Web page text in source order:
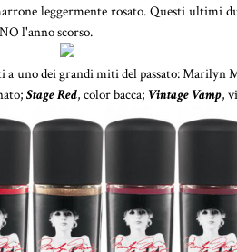
leggermente rosato. Questi ultimi
l'anno scorso.
a uno dei grandi miti del passato: Marilyn
Stage Red, color bacca; Vintage Vamp,